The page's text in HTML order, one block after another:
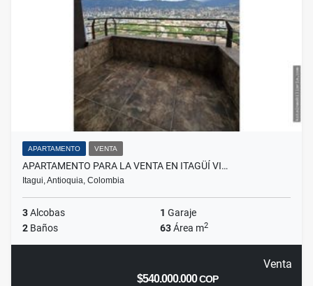
APARTAMENTO VENTA
APARTAMENTO PARA LA VENTA EN ITAGÜÍ VI…
Itagui, Antioquia, Colombia
3Alcobas 1 Garaje
2 Baños 63Área m2
Venta
$540.000.000COP